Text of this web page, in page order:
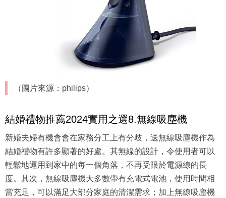
（圖片來源：philips）
結婚禮物推薦2024實用之選8.無線吸塵機
新婚夫婦有機會會在家務分工上有分歧，送無線吸塵機作為
結婚禮物有許多顯著的好處。其無線的設計，令使用者可以
輕鬆地運用到家中的每一個角落，不再受限於電源線的長
度。其次，無線吸塵機大多數帶有充電式電池，使用時間相
當充足，可以滿足大部分家庭的清潔需求；加上無線吸塵機